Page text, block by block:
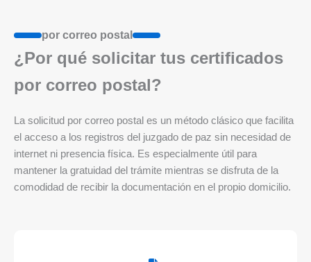
por correo postal
¿Por qué solicitar tus certificados
por correo postal?
La solicitud por correo postal es un método clásico que facilita
el acceso a los registros del juzgado de paz sin necesidad de
internet ni presencia física. Es especialmente útil para
mantener la gratuidad del trámite mientras se disfruta de la
comodidad de recibir la documentación en el propio domicilio.